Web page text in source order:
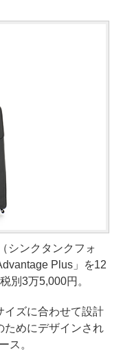
シンクタンクフォ
Plus」を12
別3万5,000円。
イズに合わせて設計
ためにデザインされ
ス。